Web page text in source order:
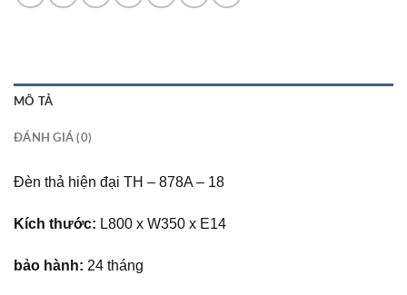
MÔ TẢ
ĐÁNH GIÁ (0)
Đèn thả hiện đại TH – 878A – 18
Kích thước: L800 x W350 x E14
bảo hành: 24 tháng